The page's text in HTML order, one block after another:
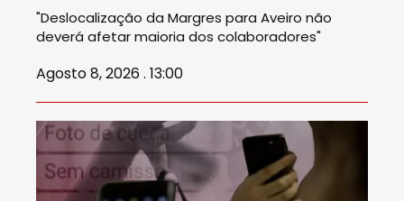
"Deslocalização da Margres para Aveiro não
deverá afetar maioria dos colaboradores"
Agosto 8, 2026 . 13:00